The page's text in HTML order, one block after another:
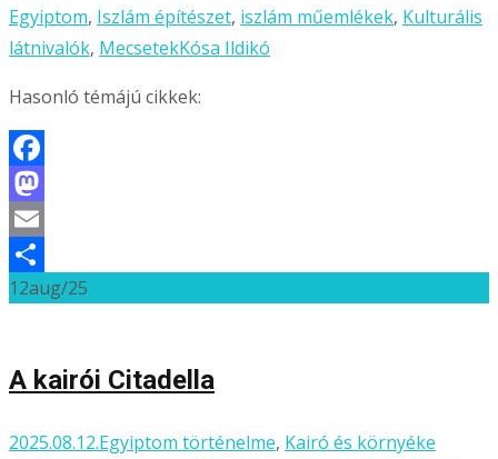
Egyiptom, Iszlám építészet, iszlám műemlékek, Kulturális
látnivalók, MecsetekKósa Ildikó
Hasonló témájú cikkek:
Facebook
Mastodon
Email
Ossza
12aug/25
A kairói Citadella
2025.08.12.Egyiptom történelme, Kairó és környéke